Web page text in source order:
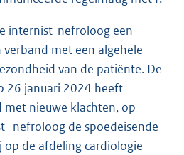
internist-nefroloog een
met een algehele
van de patiënte. De
26 januari 2024 heeft
nieuwe klachten, op
nefroloog de spoedeisende
op de afdeling cardiologie